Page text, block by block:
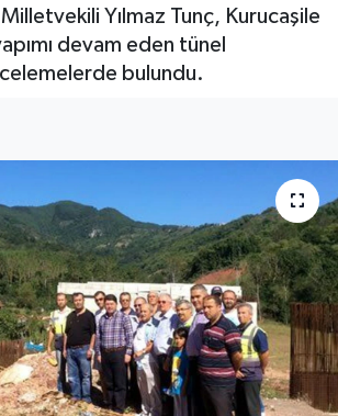
Yılmaz Tunç, Kurucaşile
devam eden tünel
bulundu.